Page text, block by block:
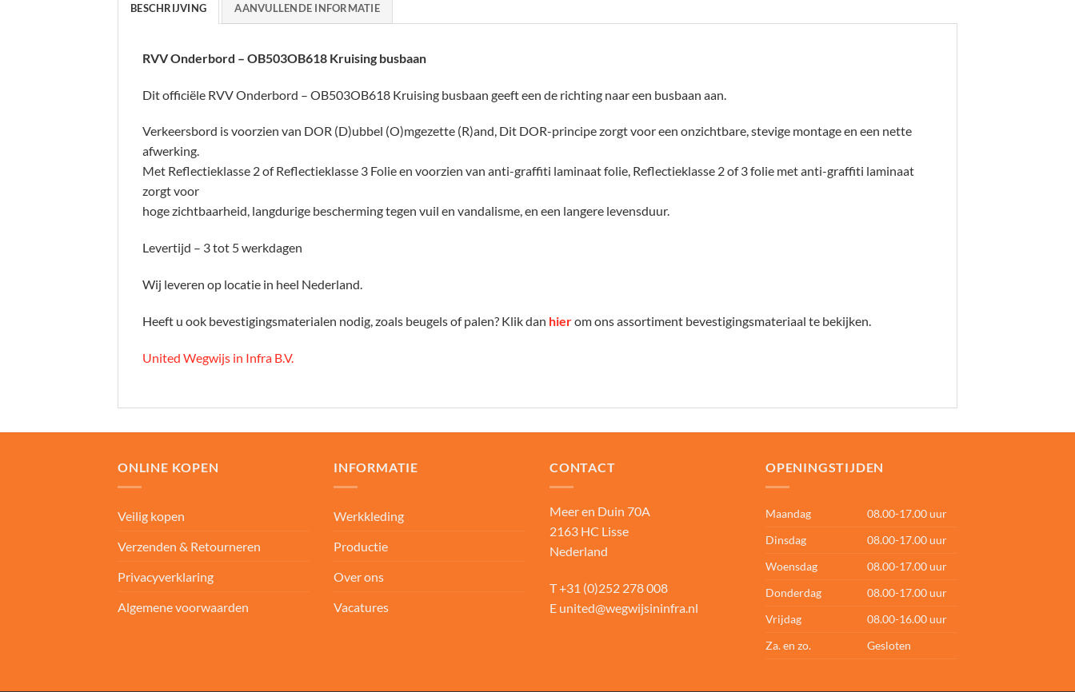
BESCHRIJVING AANVULLENDE INFORMATIE
RVV Onderbord – OB503OB618 Kruising busbaan
Dit officiële RVV Onderbord – OB503OB618 Kruising busbaan geeft een de richting naar een busbaan aan.
Verkeersbord is voorzien van DOR (D)ubbel (O)mgezette (R)and, Dit DOR-principe zorgt voor een onzichtbare, stevige montage en een nette
afwerking.
Met Reflectieklasse 2 of Reflectieklasse 3 Folie en voorzien van anti-graffiti laminaat folie, Reflectieklasse 2 of 3 folie met anti-graffiti laminaat
zorgt voor
hoge zichtbaarheid, langdurige bescherming tegen vuil en vandalisme, en een langere levensduur.
Levertijd – 3 tot 5 werkdagen
Wij leveren op locatie in heel Nederland.
Heeft u ook bevestigingsmaterialen nodig, zoals beugels of palen? Klik dan hierom ons assortiment bevestigingsmateriaal te bekijken.
United Wegwijs in Infra B.V.
ONLINE KOPEN
Veilig kopen
Verzenden & Retourneren
Privacyverklaring
Algemene voorwaarden
INFORMATIE
Werkkleding
Productie
Over ons
Vacatures
CONTACT
Meer en Duin 70A
2163 HC Lisse
Nederland
T+31 (0)252 278 008
E united@wegwijsininfra.nl
OPENINGSTIJDEN
Maandag
08.00-17.00 uur
Dinsdag
08.00-17.00 uur
Woensdag
08.00-17.00 uur
Donderdag
08.00-17.00 uur
Vrijdag
08.00-16.00 uur
Za. en zo.
Gesloten